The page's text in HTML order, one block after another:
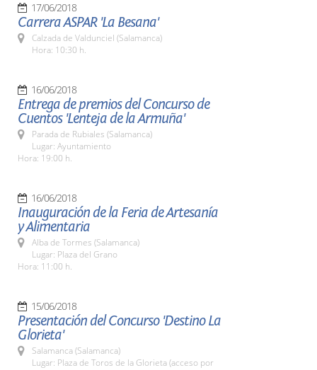
17/06/2018
Carrera ASPAR 'La Besana'
Calzada de Valdunciel (Salamanca)
Hora: 10:30 h.
16/06/2018
Entrega de premios del Concurso de
Cuentos 'Lenteja de la Armuña'
Parada de Rubiales (Salamanca)
Lugar: Ayuntamiento
Hora: 19:00 h.
16/06/2018
Inauguración de la Feria de Artesanía
y Alimentaria
Alba de Tormes (Salamanca)
Lugar: Plaza del Grano
Hora: 11:00 h.
15/06/2018
Presentación del Concurso 'Destino La
Glorieta'
Salamanca (Salamanca)
Lugar: Plaza de Toros de la Glorieta (acceso por